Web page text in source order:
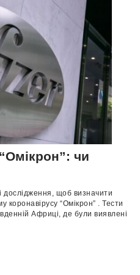
чи
дослідження, щоб визначити
коронавірусу “Омікрон” . Тести
Африці, де були виявлені